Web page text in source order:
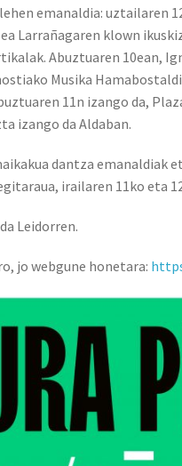
emanaldia: uztailaren
Larrañagaren klown
Abuztuaren 10ean,
Musika
11n izango da,
izango da Aldaban.
dantza emanaldiak
irailaren 11ko eta
Leidorren.
jo webgune honetara: